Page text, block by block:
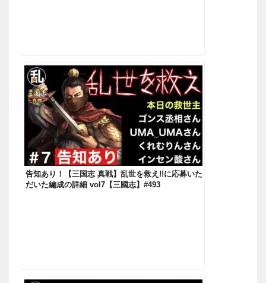
告知あり！【三国志 真戦】乱世を救え!!に応募いた
だいた編成の詳細 vol7【三國志】#493